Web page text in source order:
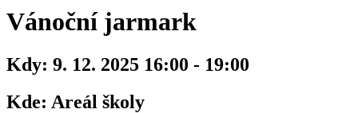
Vánoční jarmark
Kdy: 9. 12. 2025 16:00 - 19:00
Kde: Areál školy